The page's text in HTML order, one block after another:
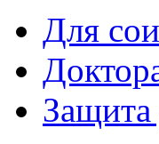
Для
Защита